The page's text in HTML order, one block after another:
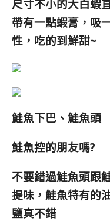
尺寸不小的大白蝦
帶有一點蝦膏，吸
性，吃的到鮮甜~
鮭魚下巴、鮭魚頭
鮭魚控的朋友嗎?
不要錯過鮭魚頭跟
提味，鮭魚特有的
鹽真不錯